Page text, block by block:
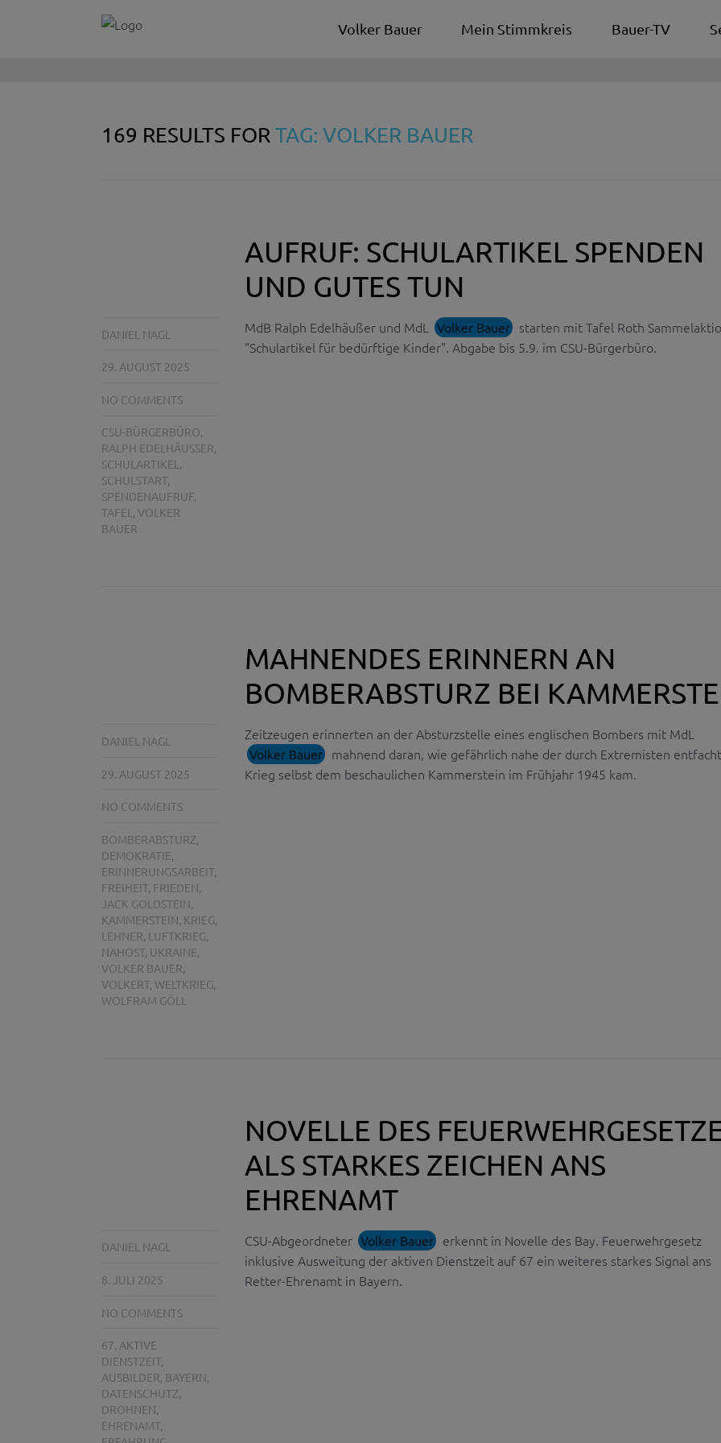
Volker Bauer Mein Stimmkreis Bauer-TV
169 RESULTS FOR TAG: VOLKER BAUER
AUFRUF: SCHULARTIKEL SPENDEN
UND GUTES TUN
DANIEL NAGL
29. AUGUST 2025
NO COMMENTS
CSU-BÜRGERBÜRO,
RALPH EDELHÄUSSER
,
SCHULARTIKEL ,
SCHULSTART,
SPENDENAUFRUF,
TAFEL , VOLKER
BAUER
MdB Ralph Edelhäußer und MdL Volker Bauer starten mit Tafel Roth
"Schulartikel für bedürftige Kinder". Abgabe bis 5.9. im CSU-Bürgerbüro.
MAHNENDES ERINNERN AN
BOMBERABSTURZ BEI
DANIEL NAGL
29. AUGUST 2025
NO COMMENTS
BOMBERABSTURZ,
DEMOKRATIE,
ERINNERUNGSARBEIT,
FREIHEIT, FRIEDEN,
JACK GOLDSTEIN,
KAMMERSTEIN, KRIEG,
LEHNER, LUFTKRIEG,
NAHOST, UKRAINE,
VOLKER BAUER,
VOLKERT, WELTKRIEG,
WOLFRAM GÖLL
Zeitzeugen erinnerten an der Absturzstelle eines englischen Bombers mit MdL
Volker Bauer mahnend daran, wie gefährlich nahe der durch Extremisten
Krieg selbst dem beschaulichen Kammerstein im Frühjahr 1945 kam.
NOVELLE DES
ALS STARKES ZEICHEN ANS
EHRENAMT
DANIEL NAGL
8. JULI 2025
NO COMMENTS
67, AKTIVE
DIENSTZEIT,
AUSBILDER, BAYERN,
DATENSCHUTZ,
DROHNEN,
EHRENAMT,
CSU-Abgeordneter Volker Bauer erkennt in Novelle des Bay. Feuerwehrgesetz
inklusive Ausweitung der aktiven Dienstzeit auf 67 ein weiteres starkes Signal ans
Retter-Ehrenamt in Bayern.